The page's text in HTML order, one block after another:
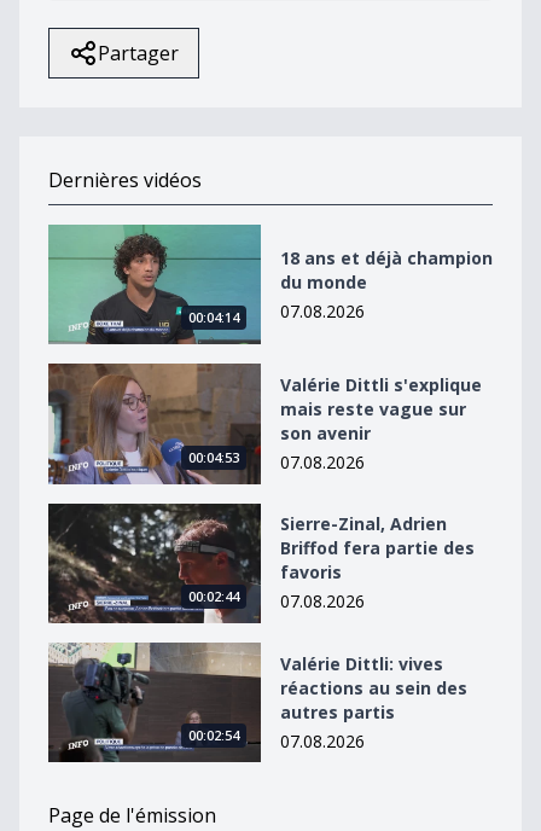
Partager
Dernières vidéos
18 ans et déjà champion du monde
00:04:14
18 ans et déjà champion
du monde
07.08.2026
Valérie Dittli s&#039;explique mais reste vague sur
00:04:53
Valérie Dittli s'explique
mais reste vague sur
son avenir
07.08.2026
Sierre-Zinal, Adrien Briffod fera partie des favoris
00:02:44
Sierre-Zinal, Adrien
Briffod fera partie des
favoris
07.08.2026
Valérie Dittli: vives réactions au sein des autres partis
00:02:54
Valérie Dittli: vives
réactions au sein des
autres partis
07.08.2026
Page de l'émission